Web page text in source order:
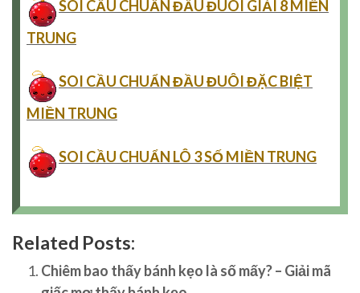
SOI CẦU CHUẨN ĐẦU ĐUÔI GIẢI 8 MIỀN
TRUNG
SOI CẦU CHUẨN ĐẦU ĐUÔI ĐẶC BIỆT
MIỀN TRUNG
SOI CẦU CHUẨN LÔ 3 SỐ MIỀN TRUNG
Related Posts:
Chiêm bao thấy bánh kẹo là số mấy? – Giải mã